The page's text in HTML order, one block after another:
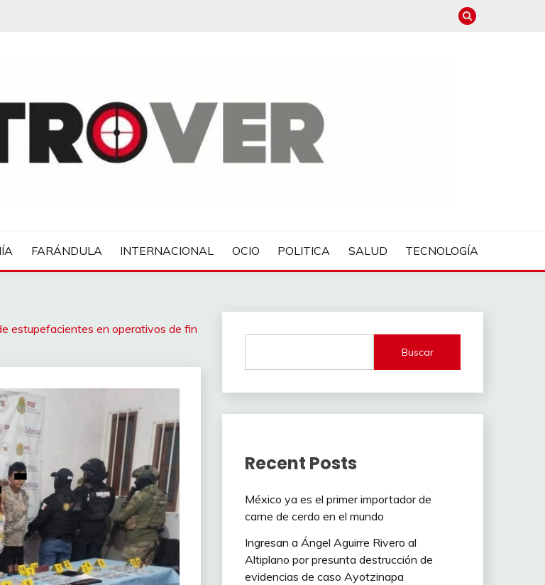
FARÁNDULA INTERNACIONAL OCIO POLITICA SALUD TECNOLOGÍA
estupefacientes en operativos de fin
Buscar
Recent Posts
México ya es el primer importador de
carne de cerdo en el mundo
Ingresan a Ángel Aguirre Rivero al
Altiplano por presunta destrucción de
evidencias de caso Ayotzinapa